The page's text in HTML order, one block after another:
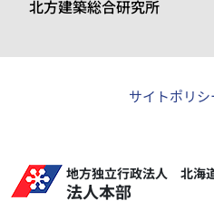
北方建築総合研究所
地方独立行政法人 北海
法人本部
サイトポリシ